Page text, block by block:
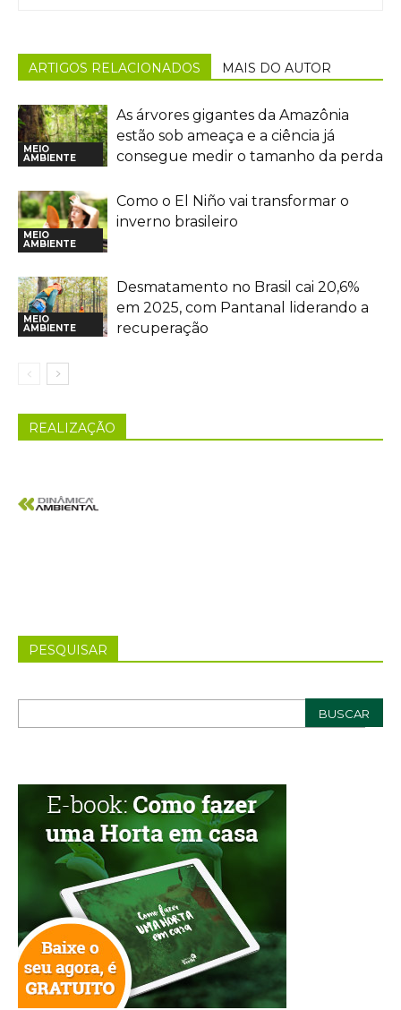
ARTIGOS RELACIONADOS MAIS DO AUTOR
MEIO
AMBIENTE
As árvores gigantes da Amazônia
estão sob ameaça e a ciência já
consegue medir o tamanho da perda
MEIO
AMBIENTE
Como o El Niño vai transformar o
inverno brasileiro
MEIO
AMBIENTE
Desmatamento no Brasil cai 20,6%
em 2025, com Pantanal liderando a
recuperação
REALIZAÇÃO
PESQUISAR